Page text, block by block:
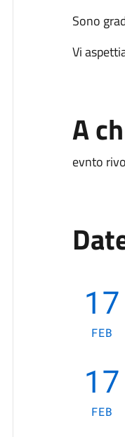
Sono
Vi
A
evnto
17
FEB
17
FEB